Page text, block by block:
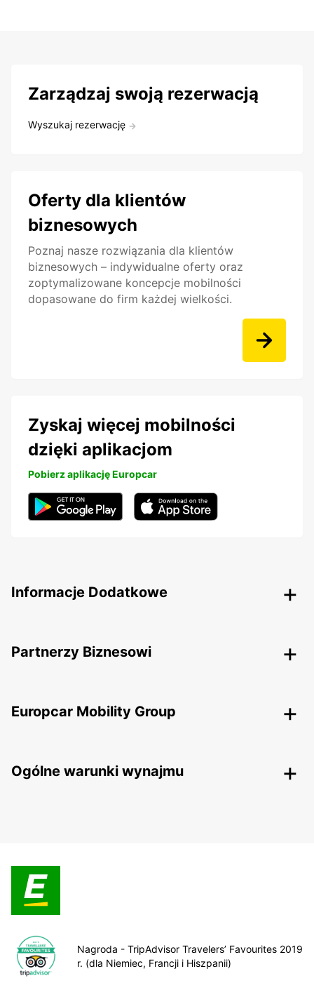
Zarządzaj swoją rezerwacją
Wyszukaj rezerwację
Oferty dla klientów
biznesowych
Poznaj nasze rozwiązania dla klientów
biznesowych – indywidualne oferty oraz
zoptymalizowane koncepcje mobilności
dopasowane do firm każdej wielkości.
Zyskaj więcej mobilności
dzięki aplikacjom
Pobierz aplikację Europcar
Informacje Dodatkowe
Partnerzy Biznesowi
Europcar Mobility Group
Ogólne warunki wynajmu
Nagroda - TripAdvisor Travelers’ Favourites 2019
r. (dla Niemiec, Francji i Hiszpanii)